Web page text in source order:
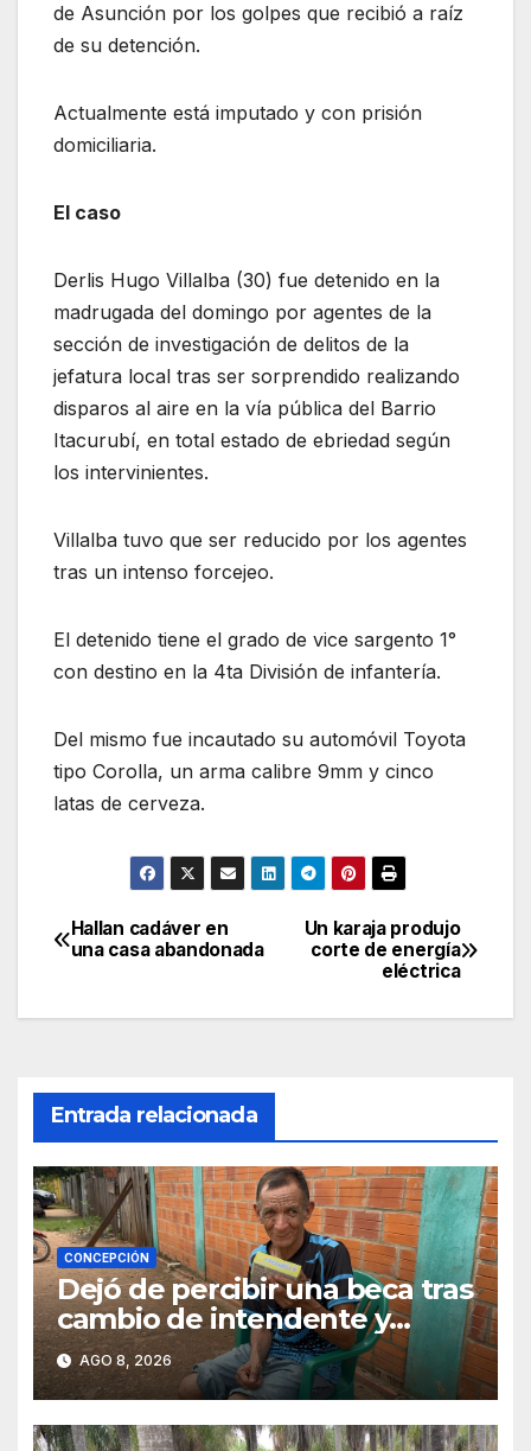
de Asunción por los golpes que recibió a raíz
de su detención.
Actualmente está imputado y con prisión
domiciliaria.
El caso
Derlis Hugo Villalba (30) fue detenido en la
madrugada del domingo por agentes de la
sección de investigación de delitos de la
jefatura local tras ser sorprendido realizando
disparos al aire en la vía pública del Barrio
Itacurubí, en total estado de ebriedad según
los intervinientes.
Villalba tuvo que ser reducido por los agentes
tras un intenso forcejeo.
El detenido tiene el grado de vice sargento 1°
con destino en la 4ta División de infantería.
Del mismo fue incautado su automóvil Toyota
tipo Corolla, un arma calibre 9mm y cinco
latas de cerveza.
Navegación
Un karaja produjo
corte de energía
eléctrica
Hallan cadáver en
una casa abandonada
Entrada relacionada
CONCEPCIÓN
Dejó de percibir una beca tras
cambio de intendente y
ahora vende caramelos para
subsistir
AGO 8, 2026